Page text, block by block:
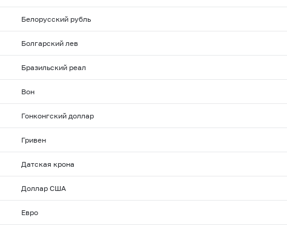
Белорусский рубль
Болгарский лев
Бразильский реал
Вон
Гонконгский доллар
Гривен
Датская крона
Доллар США
Евро